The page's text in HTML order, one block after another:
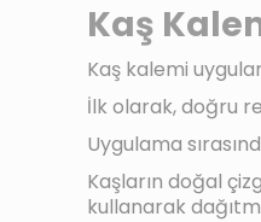
Kaş
Kaş kalemi
İlk olarak, doğru
Uygulama
Kaşların doğal
kullanarak